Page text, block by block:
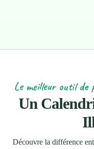
Le meilleur outil
Un
Découvre la différence